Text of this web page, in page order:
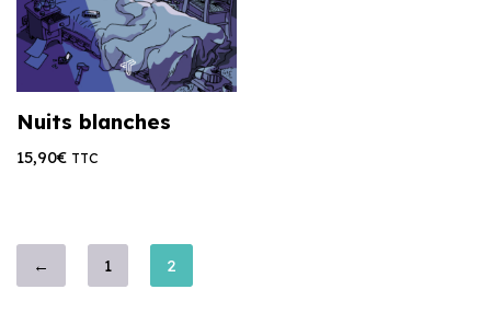
Nuits blanches
15,90€ TTC
← 1 2